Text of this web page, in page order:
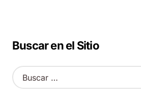
Buscar en el Sitio
B
u